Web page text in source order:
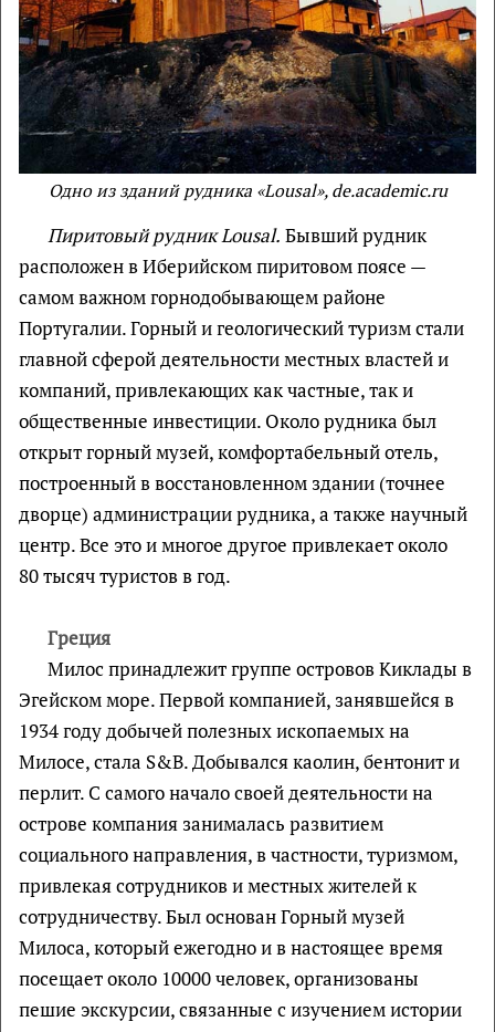
Одно из зданий рудника «Lousal», de.academic.ru
Пиритовый рудник Lousal. Бывший рудник
расположен в Иберийском пиритовом поясе —
самом важном горнодобывающем районе
Португалии. Горный и геологический туризм стали
главной сферой деятельности местных властей и
компаний, привлекающих как частные, так и
общественные инвестиции. Около рудника был
открыт горный музей, комфортабельный отель,
построенный в восстановленном здании (точнее
дворце) администрации рудника, а также научный
центр. Все это и многое другое привлекает около
80 тысяч туристов в год.
Греция
Милос принадлежит группе островов Киклады в
Эгейском море. Первой компанией, занявшейся в
1934 году добычей полезных ископаемых на
Милосе, стала S&B. Добывался каолин, бентонит и
перлит. С самого начало своей деятельности на
острове компания занималась развитием
социального направления, в частности, туризмом,
привлекая сотрудников и местных жителей к
сотрудничеству. Был основан Горный музей
Милоса, который ежегодно и в настоящее время
посещает около 10000 человек, организованы
пешие экскурсии, связанные с изучением истории